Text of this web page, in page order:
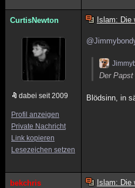
CurtisNewton
dabei seit 2009
Profil anzeigen
Private Nachricht
Link kopieren
Lesezeichen setzen
Islam: Die
Der
Blödsinn, in
bekchris Islam: Die